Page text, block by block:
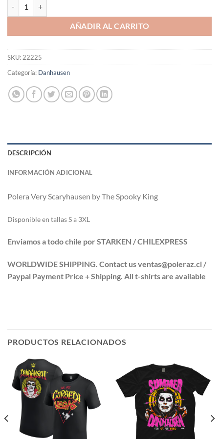
AÑADIR AL CARRITO
SKU:22225
Categoría: Danhausen
DESCRIPCIÓN
INFORMACIÓN ADICIONAL
Polera Very Scaryhausen by The Spooky King
Disponible en tallas S a 3XL
Enviamos a todo chile por STARKEN / CHILEXPRESS
WORLDWIDE SHIPPING. Contact us ventas@poleraz.cl /
Paypal Payment Price + Shipping. All t-shirts are available
PRODUCTOS RELACIONADOS